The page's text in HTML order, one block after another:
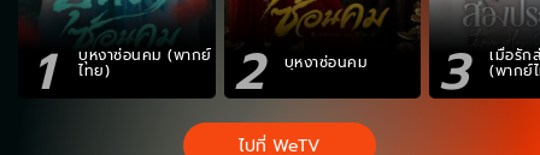
1 บุหงาซ่อนคม (พากย์
ไทย) 2 บุหงาซ่อนคม 3 เมื่อรัก
(พากย์
ไปที่ WeTV